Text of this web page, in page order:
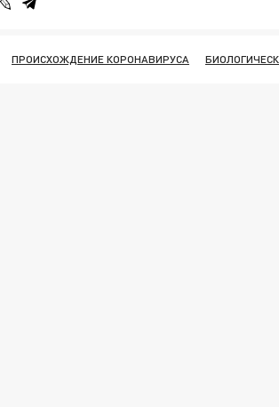
ПРОИСХОЖДЕНИЕ КОРОНАВИРУСА